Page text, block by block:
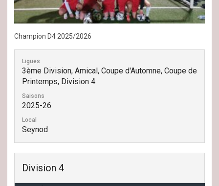
Champion D4 2025/2026
Ligues
3ème Division, Amical, Coupe d'Automne, Coupe de
Printemps, Division 4
Saisons
2025-26
Local
Seynod
Division 4